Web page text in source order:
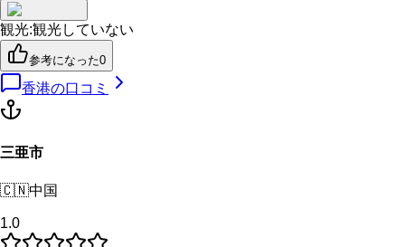
観光:観光していない
参考になった0
香港の口コミ
三亜市
🇨🇳中国
1.0